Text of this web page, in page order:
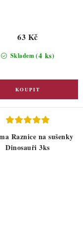
Skladem(4 ks)
63 Kč
Raznice na sušenky
Dinosauři 3ks